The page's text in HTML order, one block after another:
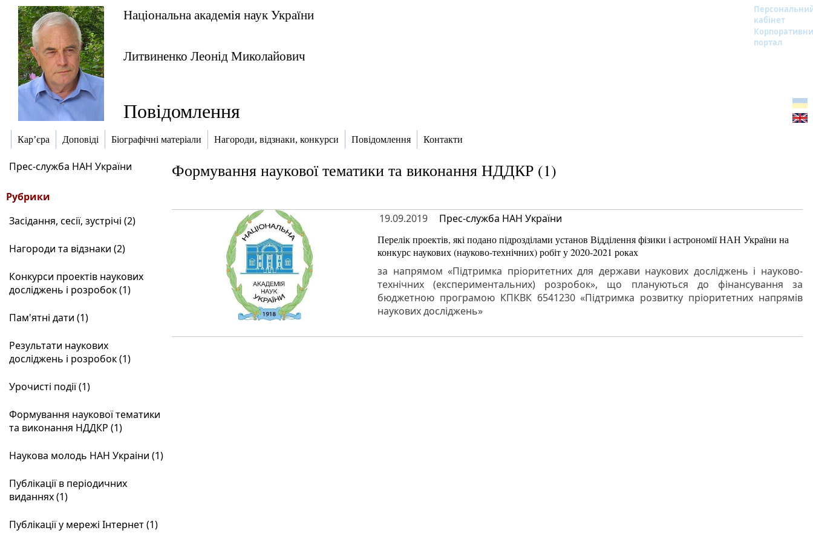
Національна академія наук України
кабінет
портал
Литвиненко Леонід Миколайович
Повідомлення
Кар’єра Доповіді Біографічні матеріали Нагороди, відзнаки, конкурси Повідомлення Контакти
Прес-служба НАН України
Рубрики
Засідання, сесії, зустрічі (2)
Нагороди та відзнаки (2)
Конкурси проектів наукових
досліджень і розробок (1)
Пам'ятні дати (1)
Результати наукових
досліджень і розробок (1)
Урочисті події (1)
Формування наукової тематики
та виконання НДДКР (1)
Наукова молодь НАН Украіни (1)
Публікації в періодичних
виданнях (1)
Публікації у мережі Інтернет (1)
Формування наукової тематики та виконання НДДКР (1)
19.09.2019 Прес-служба НАН України
Перелік проектів, які подано підрозділами установ Відділення фізики і астрономії НАН України на
конкурс наукових (науково-технічних) робіт у 2020-2021 роках
за напрямом «Підтримка пріоритетних для держави наукових досліджень і науково-
технічних (експериментальних) розробок», що плануються до фінансування за
бюджетною програмою КПКВК 6541230 «Підтримка розвитку пріоритетних напрямів
наукових досліджень»